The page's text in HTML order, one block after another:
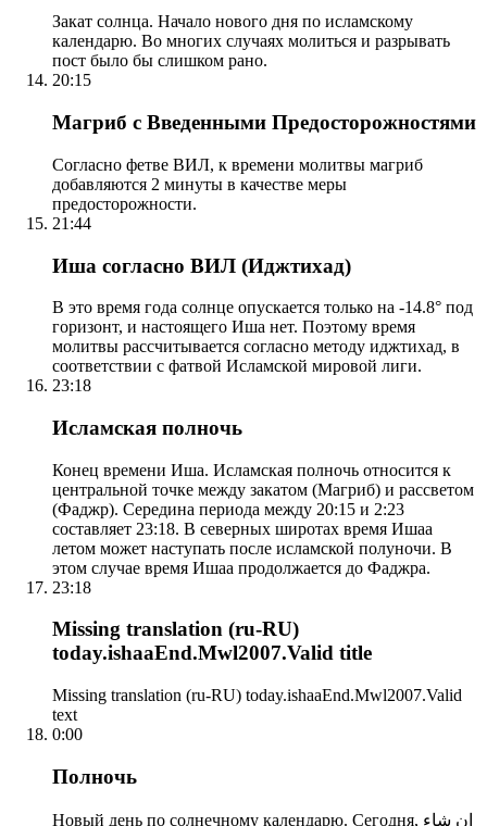
Закат солнца. Начало нового дня по исламскому
календарю. Во многих случаях молиться и разрывать
пост было бы слишком рано.
20:15
Магриб с Введенными Предосторожностями
Согласно фетве ВИЛ, к времени молитвы магриб
добавляются 2 минуты в качестве меры
предосторожности.
21:44
Иша согласно ВИЛ (Иджтихад)
В это время года солнце опускается только на -14.8° под
горизонт, и настоящего Иша нет. Поэтому время
молитвы рассчитывается согласно методу иджтихад, в
соответствии с фатвой Исламской мировой лиги.
23:18
Исламская полночь
Конец времени Иша. Исламская полночь относится к
центральной точке между закатом (Магриб) и рассветом
(Фаджр). Середина периода между 20:15 и 2:23
составляет 23:18. В северных широтах время Ишаа
летом может наступать после исламской полуночи. В
этом случае время Ишаа продолжается до Фаджра.
23:18
Missing translation (ru-RU)
today.ishaaEnd.Mwl2007.Valid title
Missing translation (ru-RU) today.ishaaEnd.Mwl2007.Valid
text
0:00
Полночь
Новый день по солнечному календарю. Сегодня, إن شاء